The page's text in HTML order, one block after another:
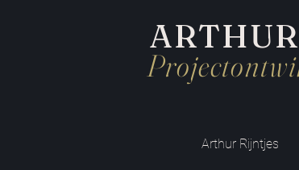
ARTHUR
Arthur Rijntjes